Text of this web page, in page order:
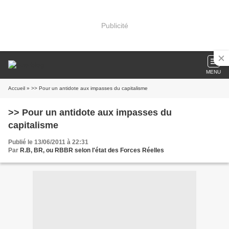
Publicité
MENU
Accueil » >> Pour un antidote aux impasses du capitalisme
>> Pour un antidote aux impasses du
capitalisme
Publié le 13/06/2011 à 22:31
Par R.B, BR, ou RBBR selon l'état des Forces Réelles